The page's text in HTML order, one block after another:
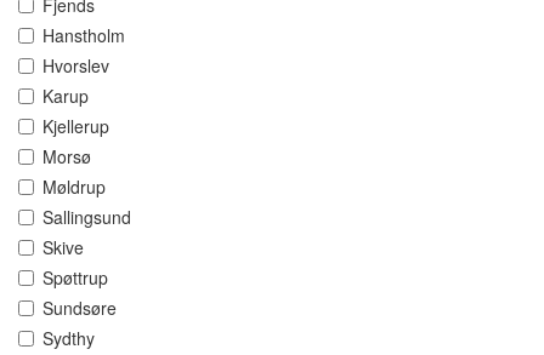
Fjends
Hanstholm
Hvorslev
Karup
Kjellerup
Morsø
Møldrup
Sallingsund
Skive
Spøttrup
Sundsøre
Sydthy